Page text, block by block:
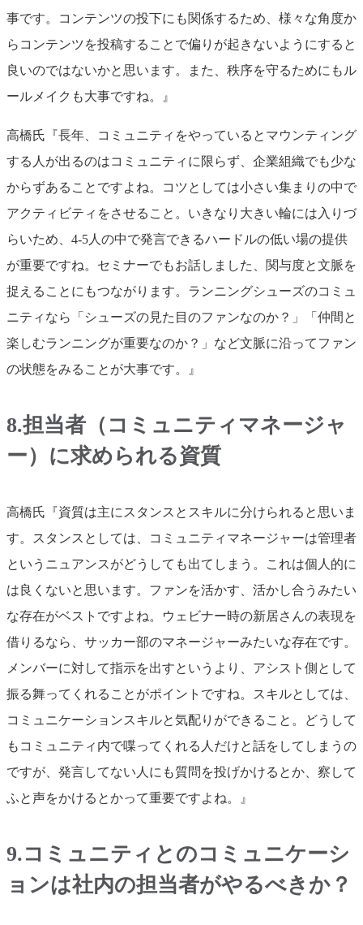
事です。コンテンツの投下にも関係するため、様々な角度か
らコンテンツを投稿することで偏りが起きないようにすると
良いのではないかと思います。また、秩序を守るためにもル
ールメイクも大事ですね。』
高橋氏『長年、コミュニティをやっているとマウンティング
する人が出るのはコミュニティに限らず、企業組織でも少な
からずあることですよね。コツとしては小さい集まりの中で
アクティビティをさせること。いきなり大きい輪には入りづ
らいため、4-5人の中で発言できるハードルの低い場の提供
が重要ですね。セミナーでもお話しました、関与度と文脈を
捉えることにもつながります。ランニングシューズのコミュ
ニティなら「シューズの見た目のファンなのか？」「仲間と
楽しむランニングが重要なのか？」など文脈に沿ってファン
の状態をみることが大事です。』
8.担当者（コミュニティマネージャ
ー）に求められる資質
高橋氏『資質は主にスタンスとスキルに分けられると思いま
す。スタンスとしては、コミュニティマネージャーは管理者
というニュアンスがどうしても出てしまう。これは個人的に
は良くないと思います。ファンを活かす、活かし合うみたい
な存在がベストですよね。ウェビナー時の新居さんの表現を
借りるなら、サッカー部のマネージャーみたいな存在です。
メンバーに対して指示を出すというより、アシスト側として
振る舞ってくれることがポイントですね。スキルとしては、
コミュニケーションスキルと気配りができること。どうして
もコミュニティ内で喋ってくれる人だけと話をしてしまうの
ですが、発言してない人にも質問を投げかけるとか、察して
ふと声をかけるとかって重要ですよね。』
9.コミュニティとのコミュニケーシ
ョンは社内の担当者がやるべきか？